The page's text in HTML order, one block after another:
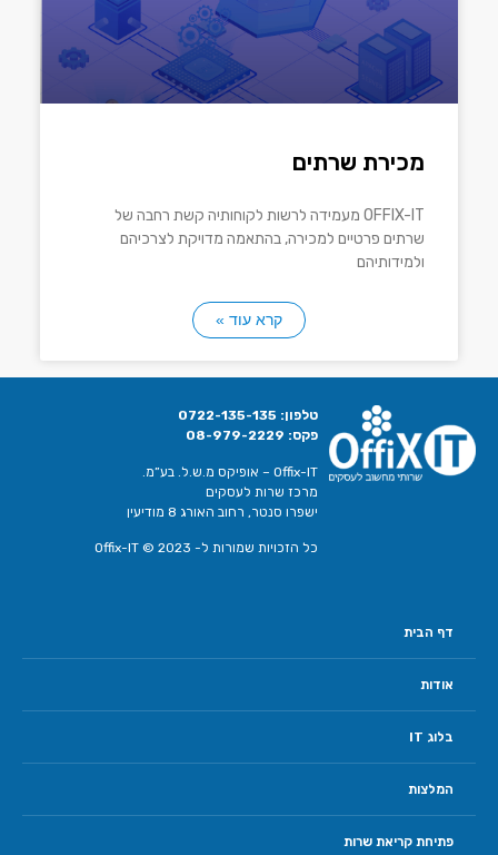
מכירת שרתים
OFFIX-IT מעמידה לרשות לקוחותיה קשת רחבה של
שרתים פרטיים למכירה, בהתאמה מדויקת לצרכיהם
ולמידותיהם
קרא עוד »
טלפון: 0722-135-135
פקס: 08-979-2229
Offix-IT – אופיקס מ.ש.ל. בע”מ.
מרכז שרות לעסקים
ישפרו סנטר, רחוב האורג 8 מודיעין
כל הזכויות שמורות ל- Offix-IT © 2023
דף הבית
אודות
בלוג IT
המלצות
פתיחת קריאת שרות